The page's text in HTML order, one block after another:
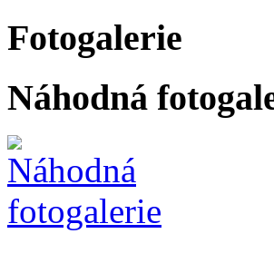
Fotogalerie
Náhodná